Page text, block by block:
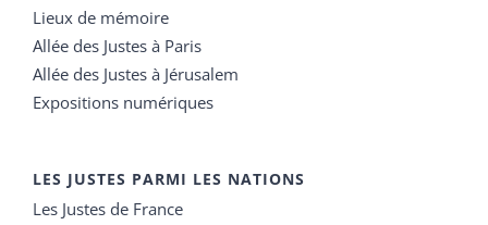
Lieux de mémoire
Allée des Justes à Paris
Allée des Justes à Jérusalem
Expositions numériques
LES JUSTES PARMI LES NATIONS
Les Justes de France